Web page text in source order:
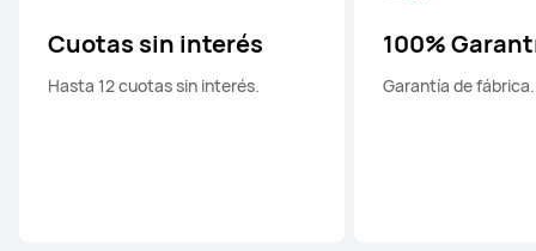
Cuotas sin interés
Hasta 12 cuotas sin interés.
100%
Garantía de fábrica.